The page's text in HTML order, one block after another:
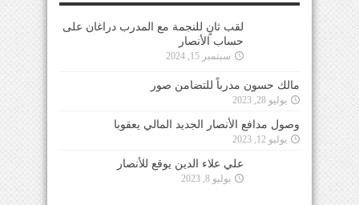
لقب ثانٍ للنجمة مع المدرب دراغان على
حساب الأنصار
سبتمبر 15, 2024
مالك حسون مدرباً للتضامن صور
يوليو 28, 2023
وصول مدافع الأنصار الجديد المالي يعقوبا
يوليو 12, 2023
علي علاء الدين يوقع للأنصار
يوليو 8, 2023